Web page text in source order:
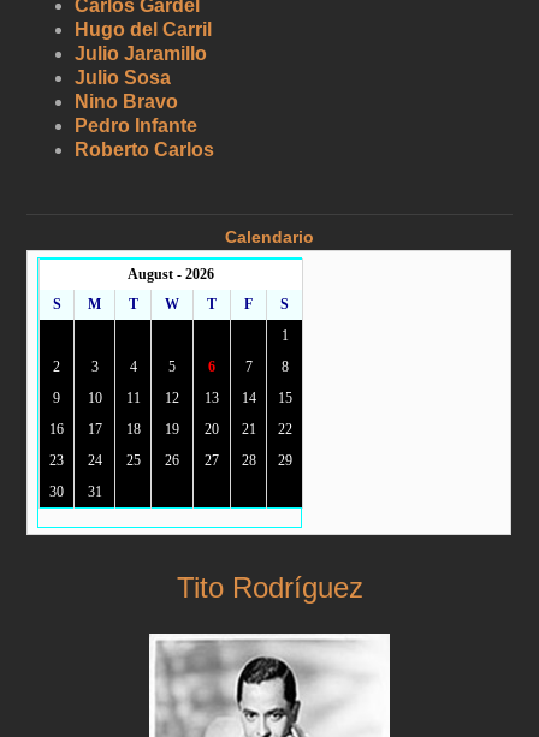
Carlos Gardel
Hugo del Carril
Julio Jaramillo
Julio Sosa
Nino Bravo
Pedro Infante
Roberto Carlos
Calendario
August - 2026
S
M T W T F
S
1
2
3 4 5 6 7
8
9
10 11 12 13 14
15
16
17 18 19 20 21
22
23
24 25 26 27 28
29
30
31
Tito Rodríguez